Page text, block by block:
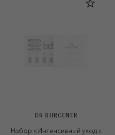
DR BURGENER
Набор «Интенсивный уход с